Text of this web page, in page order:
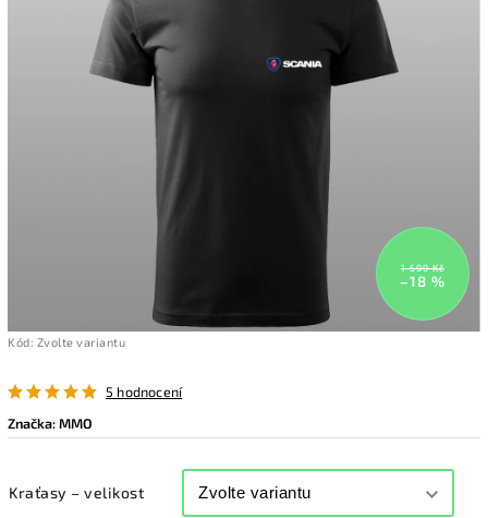
1 599 Kč
–18 %
Kód: Zvolte variantu
5 hodnocení
Značka:MMO
Kraťasy – velikost